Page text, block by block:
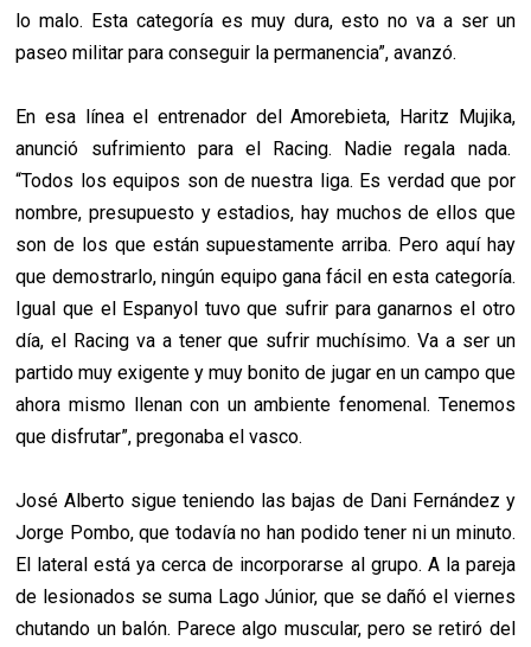
lo malo. Esta categoría es muy dura, esto no va a ser un
paseo militar para conseguir la permanencia”, avanzó.
En esa línea el entrenador del Amorebieta, Haritz Mujika,
anunció sufrimiento para el Racing. Nadie regala nada.
“Todos los equipos son de nuestra liga. Es verdad que por
nombre, presupuesto y estadios, hay muchos de ellos que
son de los que están supuestamente arriba. Pero aquí hay
que demostrarlo, ningún equipo gana fácil en esta categoría.
Igual que el Espanyol tuvo que sufrir para ganarnos el otro
día, el Racing va a tener que sufrir muchísimo. Va a ser un
partido muy exigente y muy bonito de jugar en un campo que
ahora mismo llenan con un ambiente fenomenal. Tenemos
que disfrutar”, pregonaba el vasco.
José Alberto sigue teniendo las bajas de Dani Fernández y
Jorge Pombo, que todavía no han podido tener ni un minuto.
El lateral está ya cerca de incorporarse al grupo. A la pareja
de lesionados se suma Lago Júnior, que se dañó el viernes
chutando un balón. Parece algo muscular, pero se retiró del